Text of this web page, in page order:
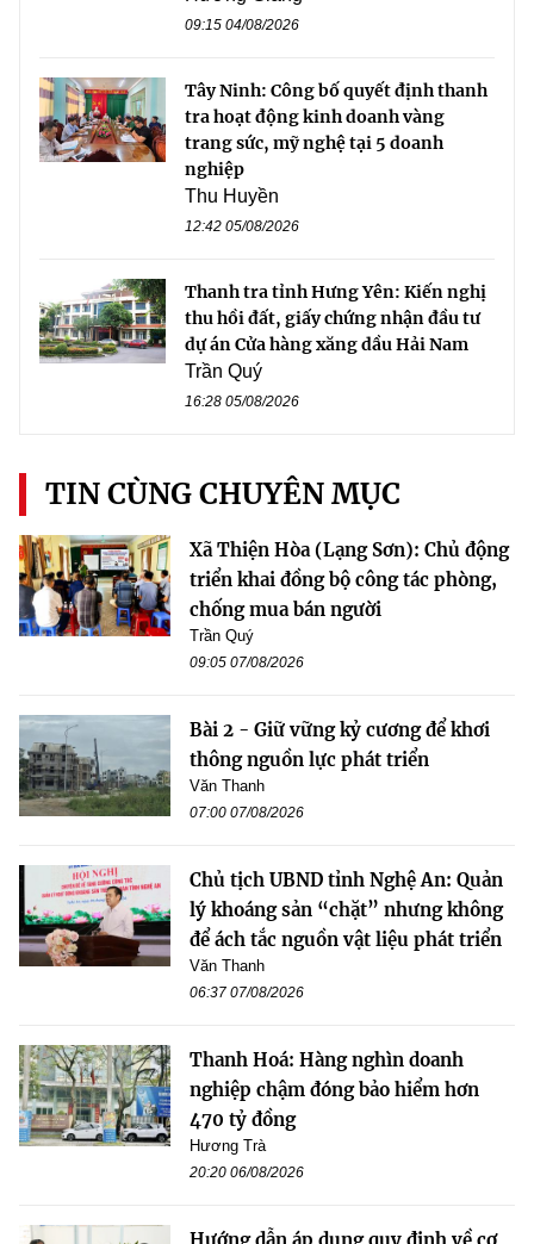
09:15 04/08/2026
Tây Ninh: Công bố quyết định thanh
tra hoạt động kinh doanh vàng
trang sức, mỹ nghệ tại 5 doanh
nghiệp
Thu Huyền
12:42 05/08/2026
Thanh tra tỉnh Hưng Yên: Kiến nghị
thu hồi đất, giấy chứng nhận đầu tư
dự án Cửa hàng xăng dầu Hải Nam
Trần Quý
16:28 05/08/2026
TIN CÙNG CHUYÊN MỤC
Xã Thiện Hòa (Lạng Sơn): Chủ động
triển khai đồng bộ công tác phòng,
chống mua bán người
Trần Quý
09:05 07/08/2026
Bài 2 - Giữ vững kỷ cương để khơi
thông nguồn lực phát triển
Văn Thanh
07:00 07/08/2026
Chủ tịch UBND tỉnh Nghệ An: Quản
lý khoáng sản “chặt” nhưng không
để ách tắc nguồn vật liệu phát triển
Văn Thanh
06:37 07/08/2026
Thanh Hoá: Hàng nghìn doanh
nghiệp chậm đóng bảo hiểm hơn
470 tỷ đồng
Hương Trà
20:20 06/08/2026